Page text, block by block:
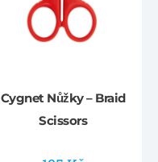
Cygnet Nůžky – Braid
Scissors